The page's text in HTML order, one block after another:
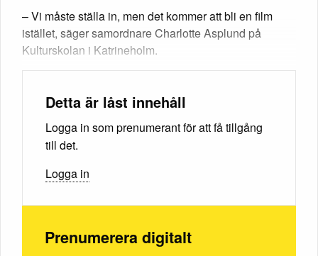
– Vi måste ställa in, men det kommer att bli en film
istället, säger samordnare Charlotte Asplund på
Kulturskolan i Katrineholm.
Detta är låst innehåll
Logga in som prenumerant för att få tillgång
till det.
Logga in
Prenumerera digitalt